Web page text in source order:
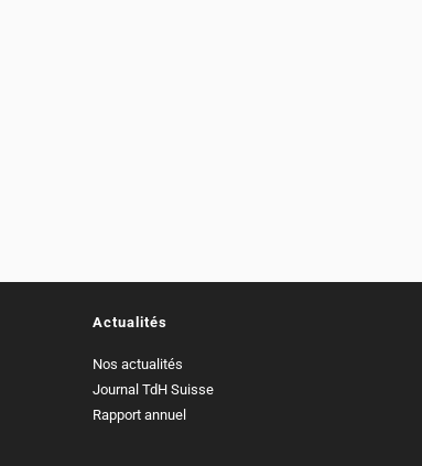
Actualités
Nos actualités
Journal TdH Suisse
Rapport annuel